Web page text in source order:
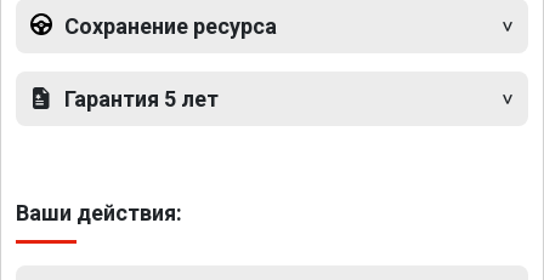
Сохранение ресурса
Гарантия 5 лет
Ваши действия: